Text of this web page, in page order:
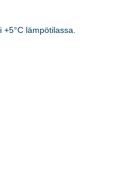
+5°C lämpötilassa.